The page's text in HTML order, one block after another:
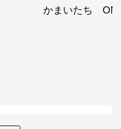
かまいたち